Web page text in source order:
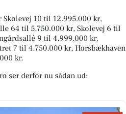
10 til 12.995.000 kr,
64 til 5.750.000 kr, Skolevej 6 til
9 til 4.999.000 kr,
7 til 4.750.000 kr, Horsbækhaven
kr.
ser derfor nu sådan ud: